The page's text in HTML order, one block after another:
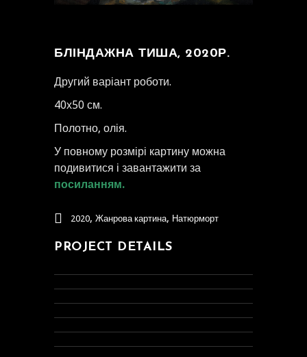
БЛІНДАЖНА ТИША, 2020Р.
Другий варіант роботи.
40х50 см.
Полотно, олія.
У повному розмірі картину можна
подивитися і завантажити за
посиланням.
2020, Жанрова картина, Натюрморт
PROJECT DETAILS